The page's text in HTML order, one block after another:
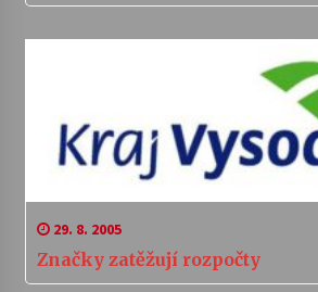
29. 8. 2005
Značky zatěžují rozpočty